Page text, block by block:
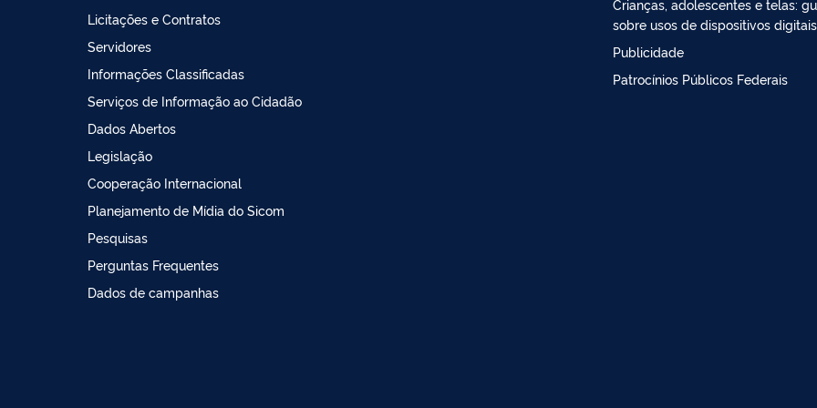
Licitações e Contratos
Servidores
Informações Classificadas
Serviços de Informação ao Cidadão
Dados Abertos
Legislação
Cooperação Internacional
Planejamento de Mídia do Sicom
Pesquisas
Perguntas Frequentes
Dados de campanhas
Crianças, adolescentes e telas:
sobre usos de dispositivos digitais
Publicidade
Patrocínios Públicos Federais